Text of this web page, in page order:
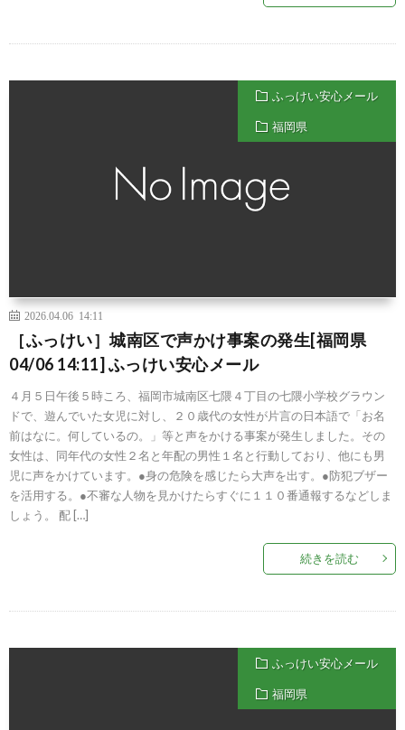
ふっけい安心メール
福岡県
2026.04.06 14:11
［ふっけい］城南区で声かけ事案の発生[福岡県
04/06 14:11] ふっけい安心メール
４月５日午後５時ころ、福岡市城南区七隈４丁目の七隈小学校グラウン
ドで、遊んでいた女児に対し、２０歳代の女性が片言の日本語で「お名
前はなに。何しているの。」等と声をかける事案が発生しました。その
女性は、同年代の女性２名と年配の男性１名と行動しており、他にも男
児に声をかけています。●身の危険を感じたら大声を出す。●防犯ブザー
を活用する。●不審な人物を見かけたらすぐに１１０番通報するなどしま
しょう。 配 […]
続きを読む
ふっけい安心メール
福岡県